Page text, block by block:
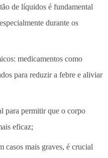
de líquidos é fundamental
durante os
medicamentos como
para reduzir a febre e aliviar
para permitir que o corpo
eficaz;
casos mais graves, é crucial